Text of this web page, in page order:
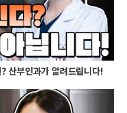
산부인과가 알려드립니다!